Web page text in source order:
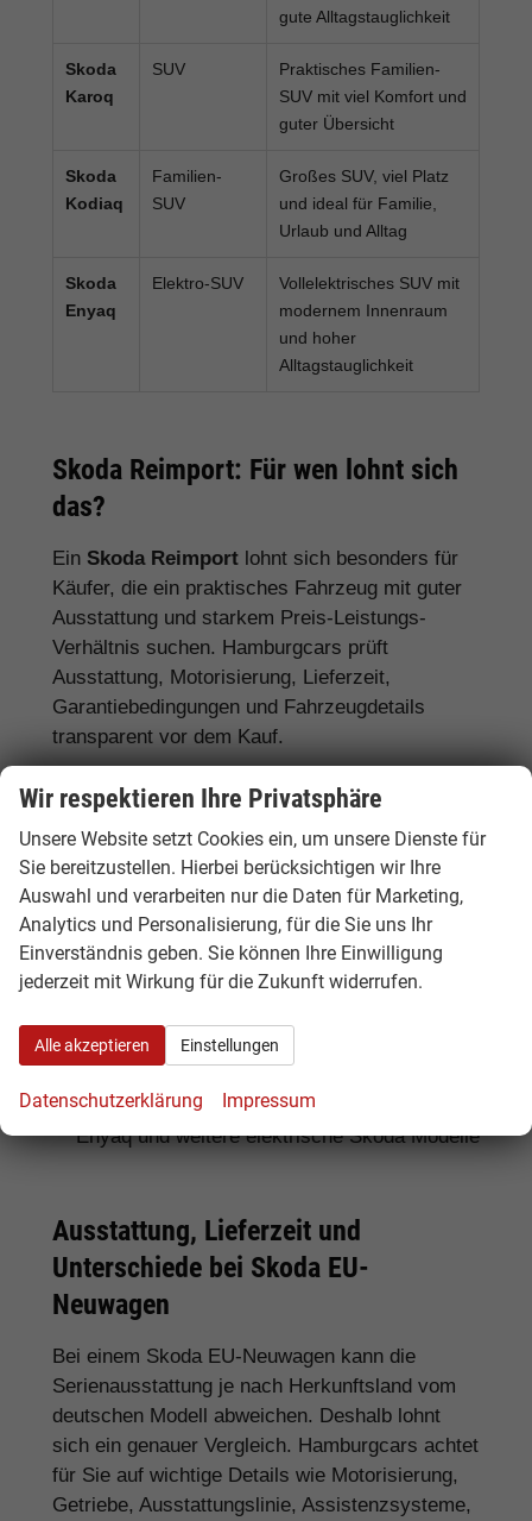
gute Alltagstauglichkeit
Skoda
Karoq
SUV
Praktisches Familien-
SUV mit viel Komfort und
guter Übersicht
Skoda
Kodiaq
Familien-
SUV
Großes SUV, viel Platz
und ideal für Familie,
Urlaub und Alltag
Skoda
Enyaq
Elektro-SUV
Vollelektrisches SUV mit
modernem Innenraum
und hoher
Alltagstauglichkeit
Skoda Reimport: Für wen lohnt sich
das?
Ein Skoda Reimport lohnt sich besonders für
Käufer, die ein praktisches Fahrzeug mit guter
Ausstattung und starkem Preis-Leistungs-
Verhältnis suchen. Hamburgcars prüft
Ausstattung, Motorisierung, Lieferzeit,
Garantiebedingungen und Fahrzeugdetails
transparent vor dem Kauf.
Für Familien: Skoda Octavia, Superb,
Für Pendler:Skoda Fabia, Scala, Octavia
und Kamiq
Für Vielfahrer:Skoda Octavia, Superb und
Diesel- oder Automatikmodelle
Für SUV-Fans:Skoda Kamiq, Karoq, Kodiaq
und Enyaq
Für Elektroauto-Interessenten:
Enyaq und weitere elektrische Skoda Modelle
Ausstattung, Lieferzeit und
Unterschiede bei Skoda EU-
Neuwagen
Bei einem Skoda EU-Neuwagen kann die
Serienausstattung je nach Herkunftsland vom
deutschen Modell abweichen. Deshalb lohnt
sich ein genauer Vergleich. Hamburgcars achtet
für Sie auf wichtige Details wie Motorisierung,
Getriebe, Ausstattungslinie, Assistenzsysteme,
Wir respektieren Ihre Privatsphäre
Unsere Website setzt Cookies ein, um unsere Dienste für
Sie bereitzustellen. Hierbei berücksichtigen wir Ihre
Auswahl und verarbeiten nur die Daten für Marketing,
Analytics und Personalisierung, für die Sie uns Ihr
Einverständnis geben. Sie können Ihre Einwilligung
jederzeit mit Wirkung für die Zukunft widerrufen.
Alle akzeptieren Einstellungen
Datenschutzerklärung Impressum